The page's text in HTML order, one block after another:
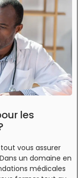
les
vous assurer
un domaine en
médicales